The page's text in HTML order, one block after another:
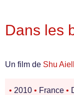
Dans les
Un film de Shu
• 2010 • France •